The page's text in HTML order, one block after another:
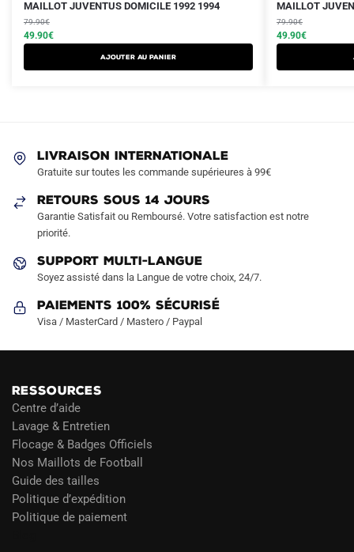
MAILLOT JUVENTUS DOMICILE 1992 1994
79.90€
Le
prix
initial
était :
49.90€
Le
prix
actuel
est :
AJOUTER AU PANIER
Ce
produit
a
être
choisies
sur
page
produit
MAILLOT
79.90€
Le
prix
initial
était :
49.90€
Le
prix
actuel
est :
Ce
produit
a
la
LIVRAISON INTERNATIONALE
Gratuite sur toutes les commande supérieures à 99€
RETOURS SOUS 14 JOURS
Garantie Satisfait ou Remboursé. Votre satisfaction est notre
priorité.
SUPPORT MULTI-LANGUE
Soyez assisté dans la Langue de votre choix, 24/7.
Paiements 100% Sécurisé
Visa / MasterCard / Mastero / Paypal
RESSOURCES
Centre d’aide
Lavage & Entretien
Flocage & Badges Officiels
Nos Maillots de Football
Guide des tailles
Politique d’expédition
Politique de paiement